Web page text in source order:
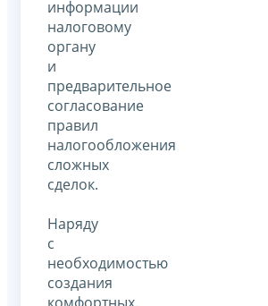
информации
налоговому
органу
и
предварительное
согласование
правил
налогообложения
сложных
сделок.
Наряду
с
необходимостью
создания